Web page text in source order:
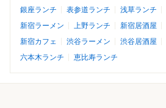
銀座ランチ
表参道ランチ 浅草ランチ
新宿ラーメン
上野ランチ 新宿居酒屋
新宿カフェ
渋谷ラーメン 渋谷居酒屋
六本木ランチ
恵比寿ランチ